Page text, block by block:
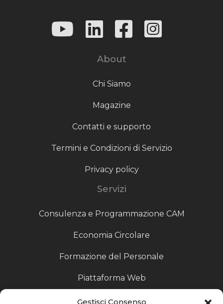
Gestisci Consenso
About
Chi Siamo
Magazine
Contatti e supporto
Termini e Condizioni di Servizio
Privacy policy
Servizi
Consulenza e Programmazione CAM
Economia Circolare
Formazione del Personale
Piattaforma Web
Scouting fornitori